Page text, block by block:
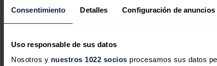
Consentimiento Detalles Configuración de anuncios
Uso responsable de sus datos
Nosotros y nuestros 1022 socios procesamos sus datos
La inversión energética en España
cambia de rumbo: las baterías y las